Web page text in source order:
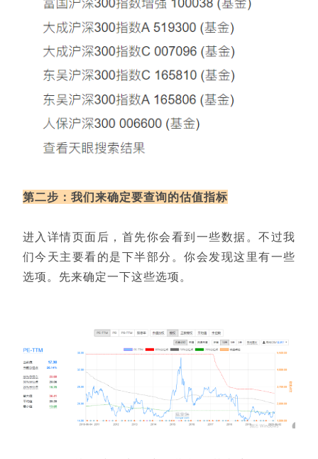
第二步：我们来确定要查询的估值指标
进入详情页面后，首先你会看到一些数据。不过我
们今天主要看的是下半部分。你会发现这里有一些
选项。先来确定一下这些选项。